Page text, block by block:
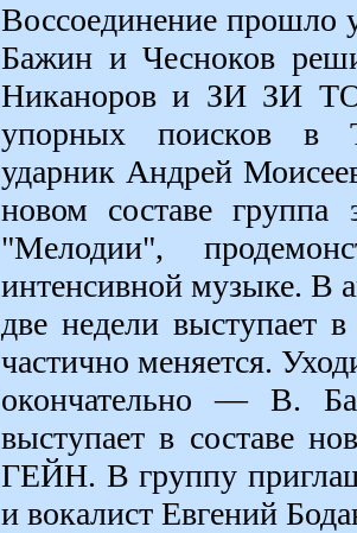
Воссоединение прошло
Бажин и Чесноков
Никаноров и ЗИ ЗИ
упорных поисков
ударник Андрей
новом составе группа
"Мелодии",
интенсивной музыке.
две недели выступает
частично меняется.
окончательно — В.
выступает в составе
ГЕЙН. В группу
и вокалист Евгений